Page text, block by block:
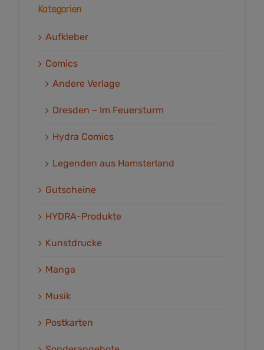
Kategorien
Aufkleber
Comics
Andere Verlage
Dresden – Im Feuersturm
Hydra Comics
Legenden aus Hamsterland
Gutscheine
HYDRA-Produkte
Kunstdrucke
Manga
Musik
Postkarten